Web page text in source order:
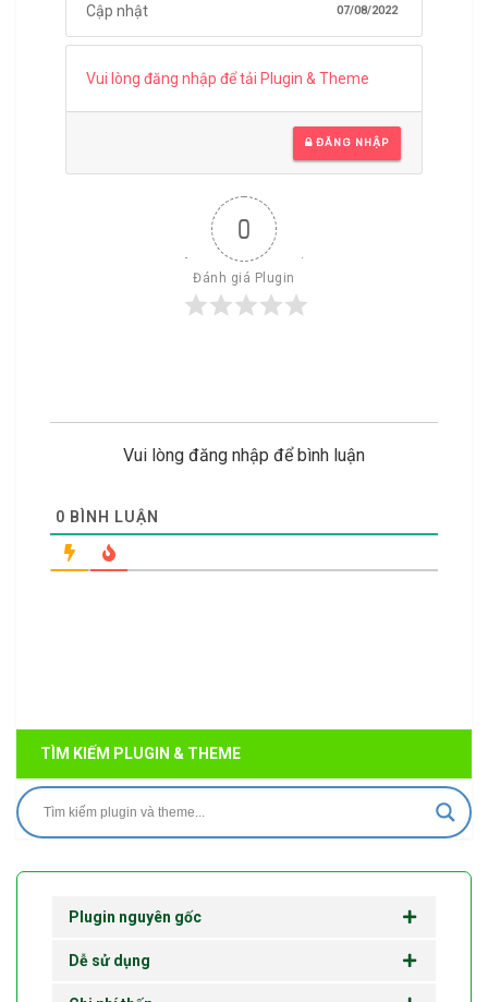
Cập nhật 07/08/2022
Vui lòng đăng nhập để tải Plugin & Theme
ĐĂNG NHẬP
0
Đánh giá Plugin
Vui lòng đăng nhập để bình luận
0 BÌNH LUẬN
TÌM KIẾM PLUGIN & THEME
Plugin nguyên gốc
Dễ sử dụng